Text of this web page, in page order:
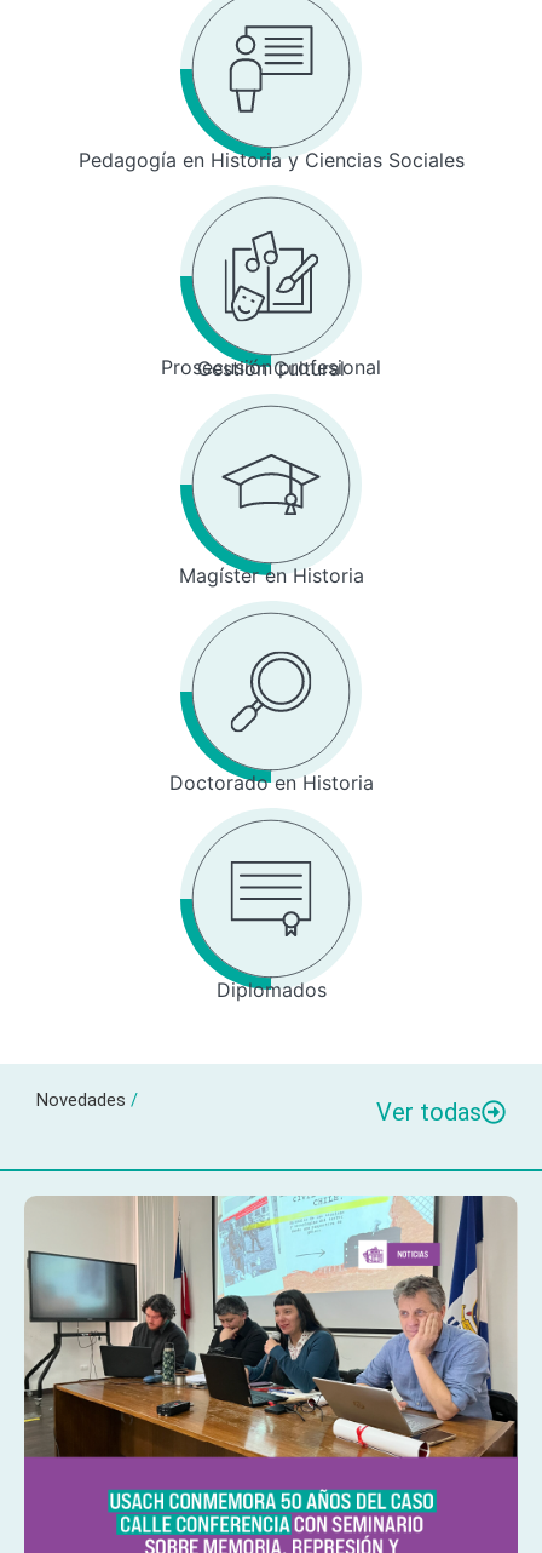
Pedagogía en Historia y Ciencias Sociales
Prosecusión profesional
Gestión Cultural
Magíster en Historia
Doctorado en Historia
Diplomados
Novedades / Ver todas